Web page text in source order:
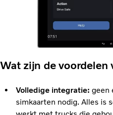
Wat zijn de voordelen
Volledige integratie: geen
simkaarten nodig. Alles is